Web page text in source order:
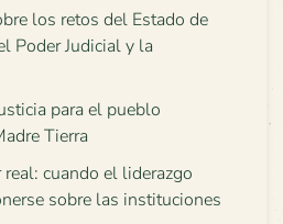
los retos del Estado de
Poder Judicial y la
para el pueblo
Tierra
cuando el liderazgo
sobre las instituciones